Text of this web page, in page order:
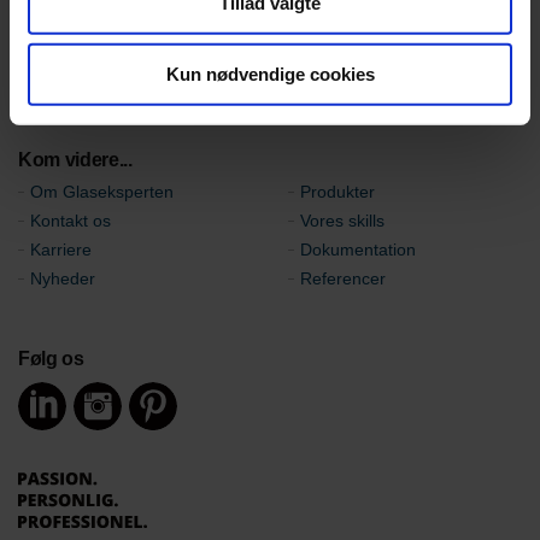
Kun nødvendige cookies
tilbud@glaseksperten.dk
Kom videre...
Om Glaseksperten
Produkter
Kontakt os
Vores skills
Karriere
Dokumentation
Nyheder
Referencer
Følg os